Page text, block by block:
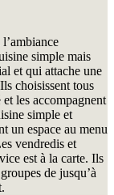
simple mais
et qui attache une
choisissent tous
les accompagnent
simple et
un espace au menu
vendredis et
est à la carte. Ils
de jusqu’à